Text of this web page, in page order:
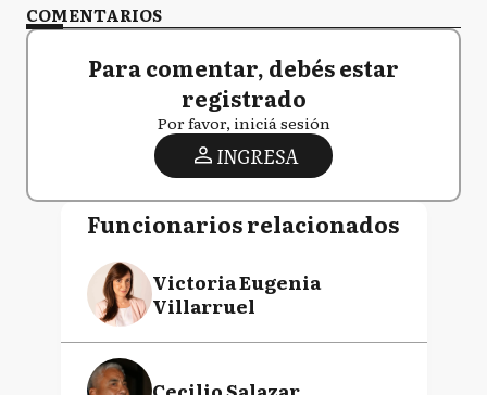
COMENTARIOS
Para comentar, debés estar
registrado
Por favor, iniciá sesión
INGRESA
Funcionarios relacionados
Victoria Eugenia
Villarruel